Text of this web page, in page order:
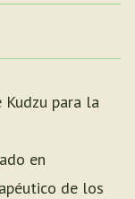
para la
en
de los